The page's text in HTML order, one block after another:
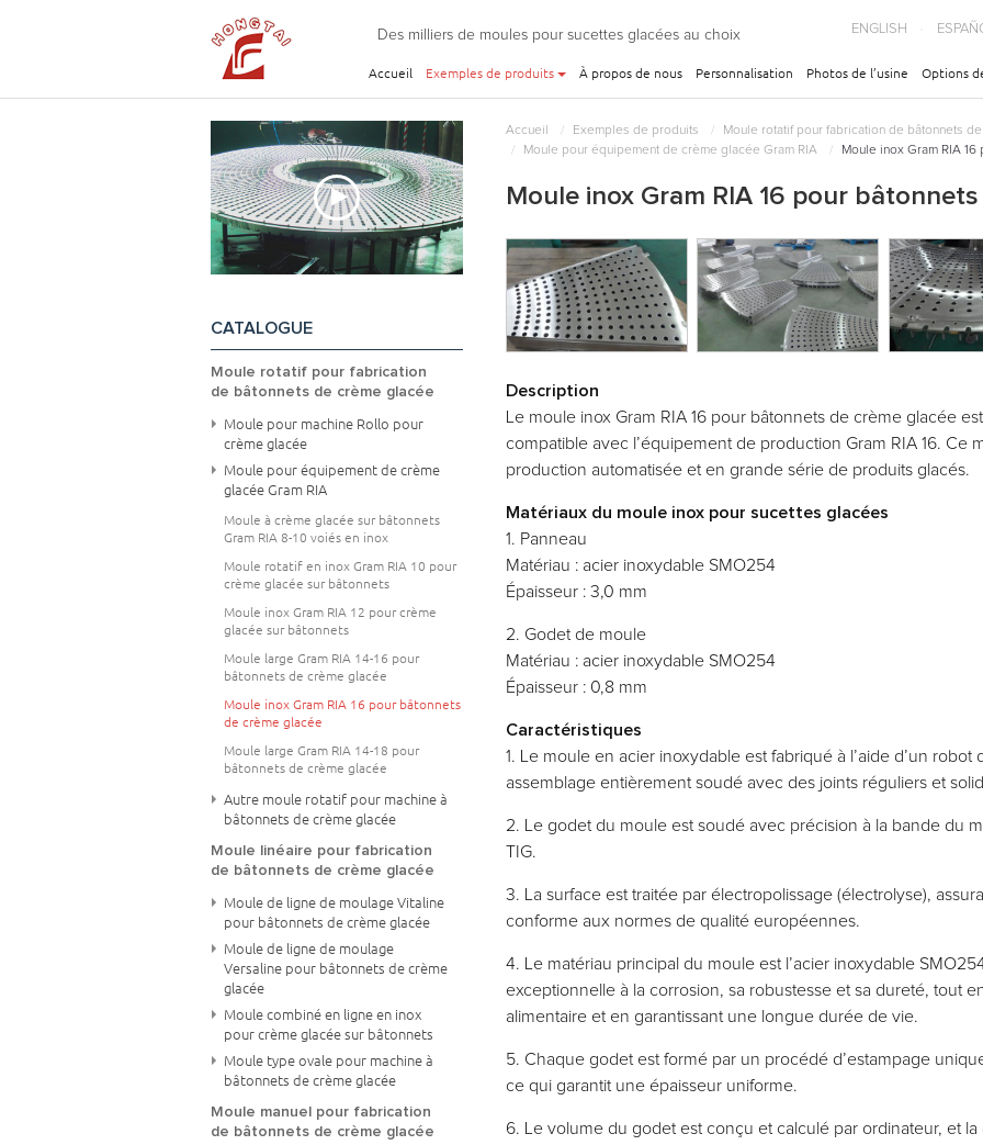
ENGLISH
Des milliers de moules pour sucettes glacées au choix
Accueil Exemples de produits À propos de nous Personnalisation Photos de l’usine Options
Accueil Exemples de produits
Moule rotatif pour fabrication de bâtonnets
Moule pour équipement de crème glacée Gram RIA
Moule inox Gram RIA
Moule inox Gram RIA 16 pour
Description
Le moule inox Gram RIA 16 pour bâtonnets de crème glacée
compatible avec l’équipement de production Gram RIA 16. Ce
production automatisée et en grande série de produits glacés.
Matériaux du moule inox pour sucettes glacées
1. Panneau
Matériau : acier inoxydable SMO254
Épaisseur : 3,0 mm
2. Godet de moule
Matériau : acier inoxydable SMO254
Épaisseur : 0,8 mm
Caractéristiques
1. Le moule en acier inoxydable est fabriqué à l’aide d’un robot
assemblage entièrement soudé avec des joints réguliers et
2. Le godet du moule est soudé avec précision à la bande du
TIG.
3. La surface est traitée par électropolissage (électrolyse),
conforme aux normes de qualité européennes.
4. Le matériau principal du moule est l’acier inoxydable
exceptionnelle à la corrosion, sa robustesse et sa dureté, tout
alimentaire et en garantissant une longue durée de vie.
5. Chaque godet est formé par un procédé d’estampage
ce qui garantit une épaisseur uniforme.
6. Le volume du godet est conçu et calculé par ordinateur, et
CATALOGUE
Moule rotatif pour fabrication
de bâtonnets de crème glacée
Moule pour machine Rollo pour
crème glacée
Moule pour équipement de crème
glacée Gram RIA
Moule à crème glacée sur bâtonnets
Gram RIA 8-10 voiés en inox
Moule rotatif en inox Gram RIA 10 pour
crème glacée sur bâtonnets
Moule inox Gram RIA 12 pour crème
glacée sur bâtonnets
Moule large Gram RIA 14-16 pour
bâtonnets de crème glacée
Moule inox Gram RIA 16 pour bâtonnets
de crème glacée
Moule large Gram RIA 14-18 pour
bâtonnets de crème glacée
Autre moule rotatif pour machine à
bâtonnets de crème glacée
Moule linéaire pour fabrication
de bâtonnets de crème glacée
Moule de ligne de moulage Vitaline
pour bâtonnets de crème glacée
Moule de ligne de moulage
Versaline pour bâtonnets de crème
glacée
Moule combiné en ligne en inox
pour crème glacée sur bâtonnets
Moule type ovale pour machine à
bâtonnets de crème glacée
Moule manuel pour fabrication
de bâtonnets de crème glacée